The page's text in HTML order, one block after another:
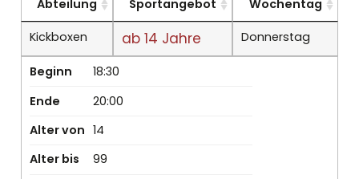
Abteilung Sportangebot Wochentag
Kickboxen ab 14 Jahre Donnerstag
Beginn
18:30
Ende
20:00
Alter von 14
Alter bis
99